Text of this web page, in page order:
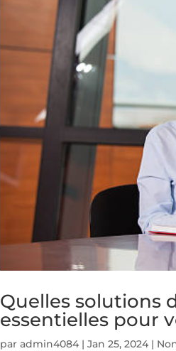
Quelles solutions
essentielles pour
paradmin4084 |Jan 25, 2024 |